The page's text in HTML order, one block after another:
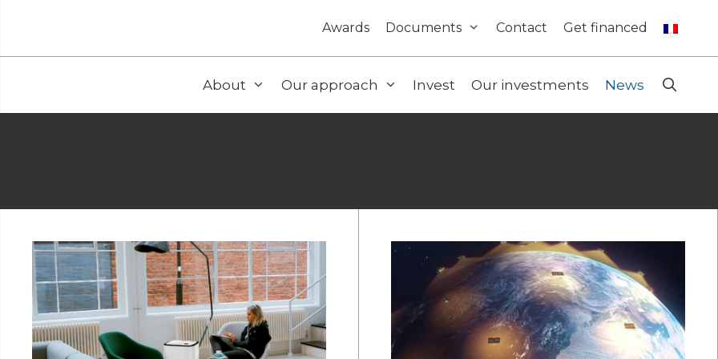
Awards Documents Contact Get financed
About Our approach Invest Our investments News